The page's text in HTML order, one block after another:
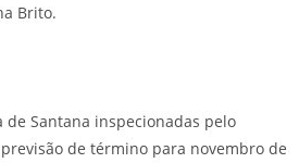
Brito.
de Santana inspecionadas pelo
de término para novembro de